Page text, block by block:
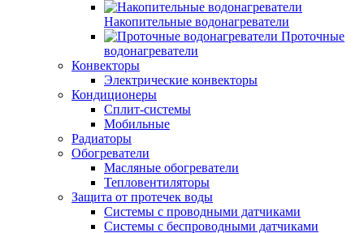
Накопительные водонагреватели
Проточные
водонагреватели
Конвекторы
Электрические конвекторы
Кондиционеры
Сплит-системы
Мобильные
Радиаторы
Обогреватели
Масляные обогреватели
Тепловентиляторы
Защита от протечек воды
Системы с проводными датчиками
Системы с беспроводными датчиками